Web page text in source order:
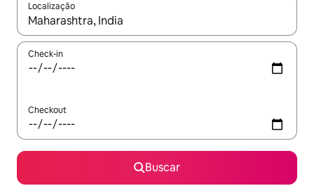
Localização
Quando os resultados estiverem disponíveis, explore-os
Check-in
Checkout
Buscar